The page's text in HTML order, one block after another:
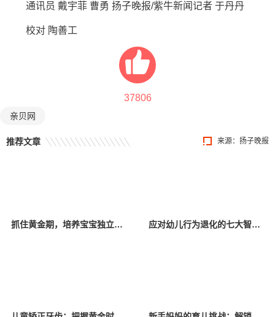
通讯员 戴宇菲 曹勇 扬子晚报/紫牛新闻记者 于丹丹
校对 陶善工
37806
亲贝网
来源：扬子晚报
推荐文章
抓住黄金期，培养宝宝独立吃饭的好习惯 应对幼儿行为退化的七大智慧策略